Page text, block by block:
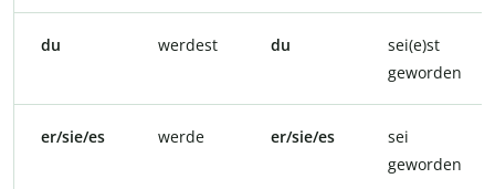
du werdest du
sei(e)st
geworden
er/sie/es werde er/sie/es
sei
geworden